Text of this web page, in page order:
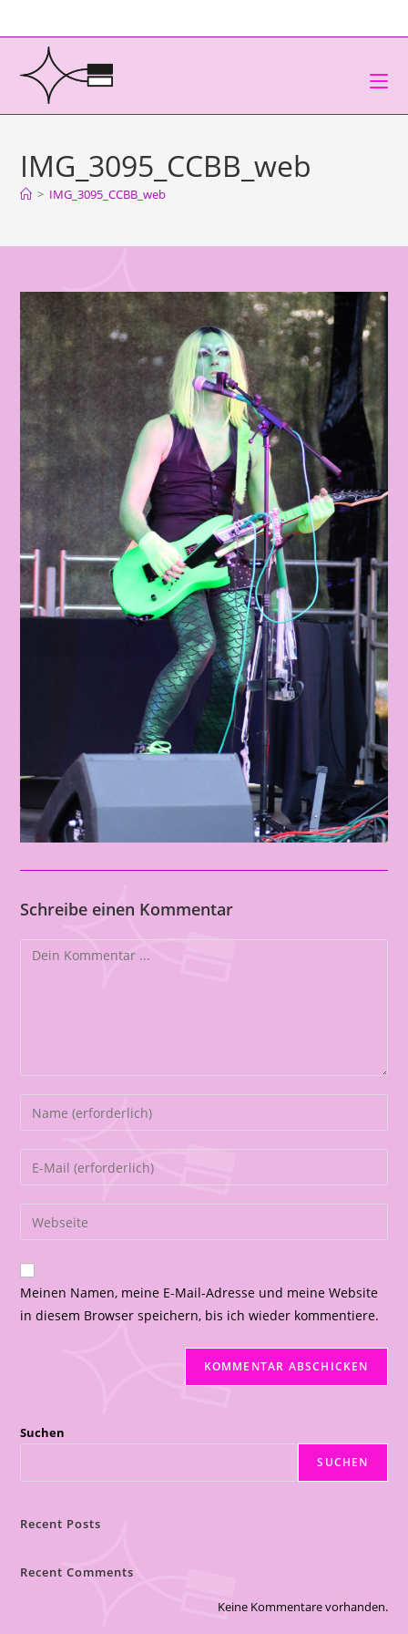
IMG_3095_CCBB_web
> IMG_3095_CCBB_web
Schreibe einen Kommentar
Meinen Namen, meine E-Mail-Adresse und meine Website
in diesem Browser speichern, bis ich wieder kommentiere.
Suchen
SUCHEN
Recent Posts
Recent Comments
Keine Kommentare vorhanden.